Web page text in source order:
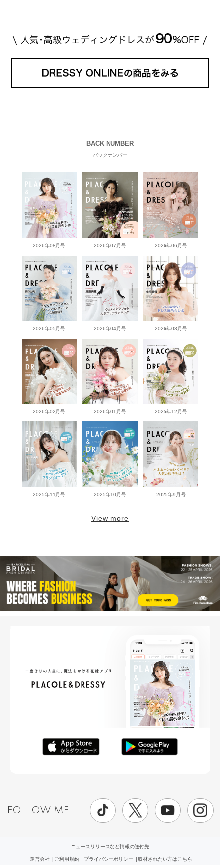
BACK NUMBER
バックナンバー
2026年08月号 2026年07月号 2026年06月号
2026年05月号 2026年04月号 2026年03月号
2026年02月号 2026年01月号 2025年12月号
2025年11月号 2025年10月号 2025年9月号
View more
FOLLOW ME
ニュースリリースなど情報の送付先
運営会社 ご利用規約 プライバシーポリシー 取材されたい方はこちら